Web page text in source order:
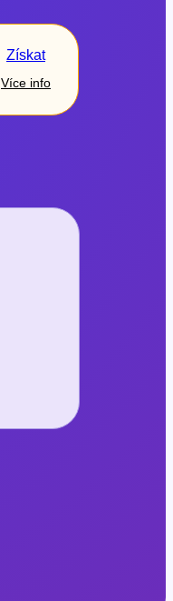
Získat
Více info